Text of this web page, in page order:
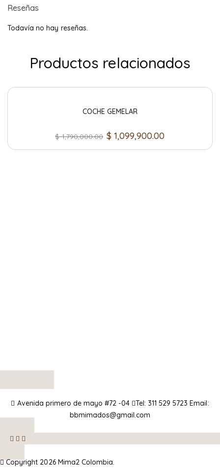
Reseñas
Todavía no hay reseñas.
Productos relacionados
COCHE GEMELAR
$1,790,000.00 $ 1,099,900.00
Avenida primero de mayo #72 -04 Tel: 311 529 5723 Email:
bbmimados@gmail.com
Copyright 2026 Mima2 Colombia.